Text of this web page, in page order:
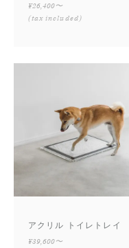
¥26,400〜
(tax included)
アクリル トイレトレイ
¥39,600〜